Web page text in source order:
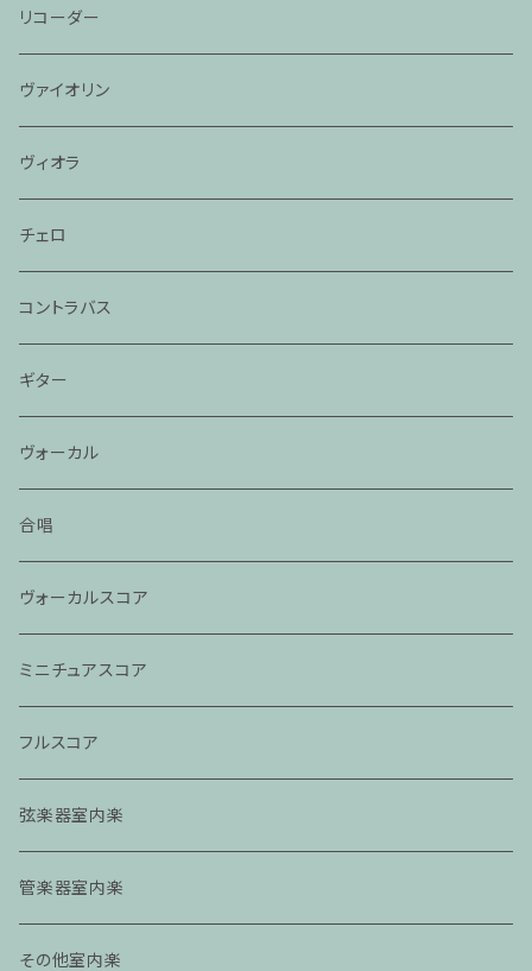
リコーダー
ヴァイオリン
ヴィオラ
チェロ
コントラバス
ギター
ヴォーカル
合唱
ヴォーカルスコア
ミニチュアスコア
フルスコア
弦楽器室内楽
管楽器室内楽
その他室内楽